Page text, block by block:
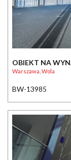
OBIEKT NA
Warszawa, Wola
BW-13985